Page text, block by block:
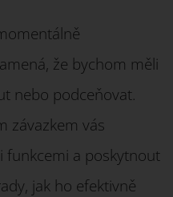
že bychom měli
nebo podceňovat.
závazkem vás
funkcemi a poskytnout
jak ho efektivně